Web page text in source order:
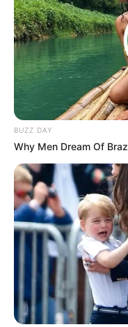
8. Binatang
yaitu kura-kura,
cangkangnya
BUZZ DAY
Why Men Dream Of